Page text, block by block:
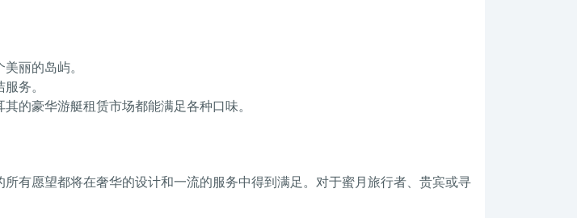
丽的岛屿。
务。
的豪华游艇租赁市场都能满足各种口味。
有愿望都将在奢华的设计和一流的服务中得到满足。对于蜜月旅行者、贵宾或寻